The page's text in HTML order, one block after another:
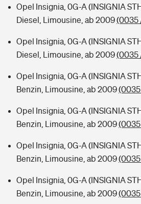
Opel Insignia, 0G-A (INSIGNIA
Diesel, Limousine, ab 2009(0035
Opel Insignia, 0G-A (INSIGNIA
Diesel, Limousine, ab 2009(0035
Opel Insignia, 0G-A (INSIGNIA
Benzin, Limousine, ab 2009
Opel Insignia, 0G-A (INSIGNIA
Benzin, Limousine, ab 2009
Opel Insignia, 0G-A (INSIGNIA
Benzin, Limousine, ab 2009
Opel Insignia, 0G-A (INSIGNIA
Benzin, Limousine, ab 2009